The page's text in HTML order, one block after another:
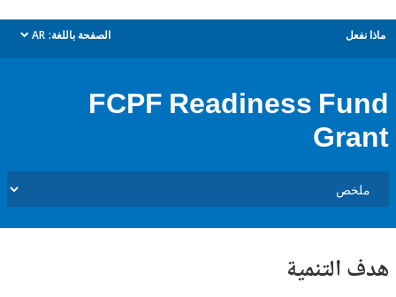
الصفحة باللغة: AR
dropdown
FCPF Readiness